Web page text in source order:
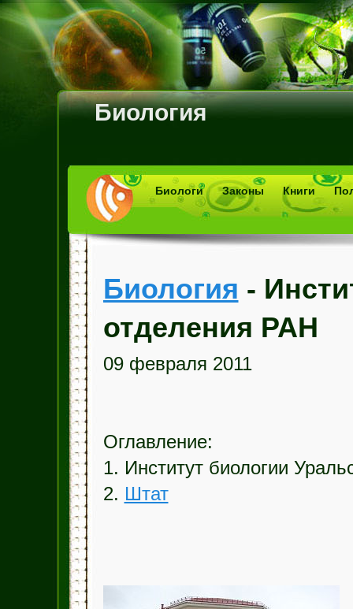
Биология
Биологи Законы Книги
Биология -
отделения РАН
09 февраля 2011
Оглавление:
1. Институт биологии
2. Штат